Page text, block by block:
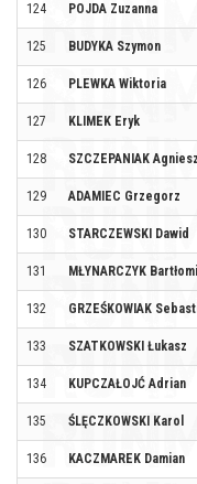
124 POJDA Zuzanna
125 BUDYKA Szymon
126 PLEWKA Wiktoria
127 KLIMEK Eryk
128 SZCZEPANIAK
129 ADAMIEC Grzegorz
130 STARCZEWSKI Dawid
131 MŁYNARCZYK
132 GRZEŚKOWIAK
133 SZATKOWSKI Łukasz
134 KUPCZAŁOJĆ Adrian
135 ŚLĘCZKOWSKI Karol
136 KACZMAREK Damian